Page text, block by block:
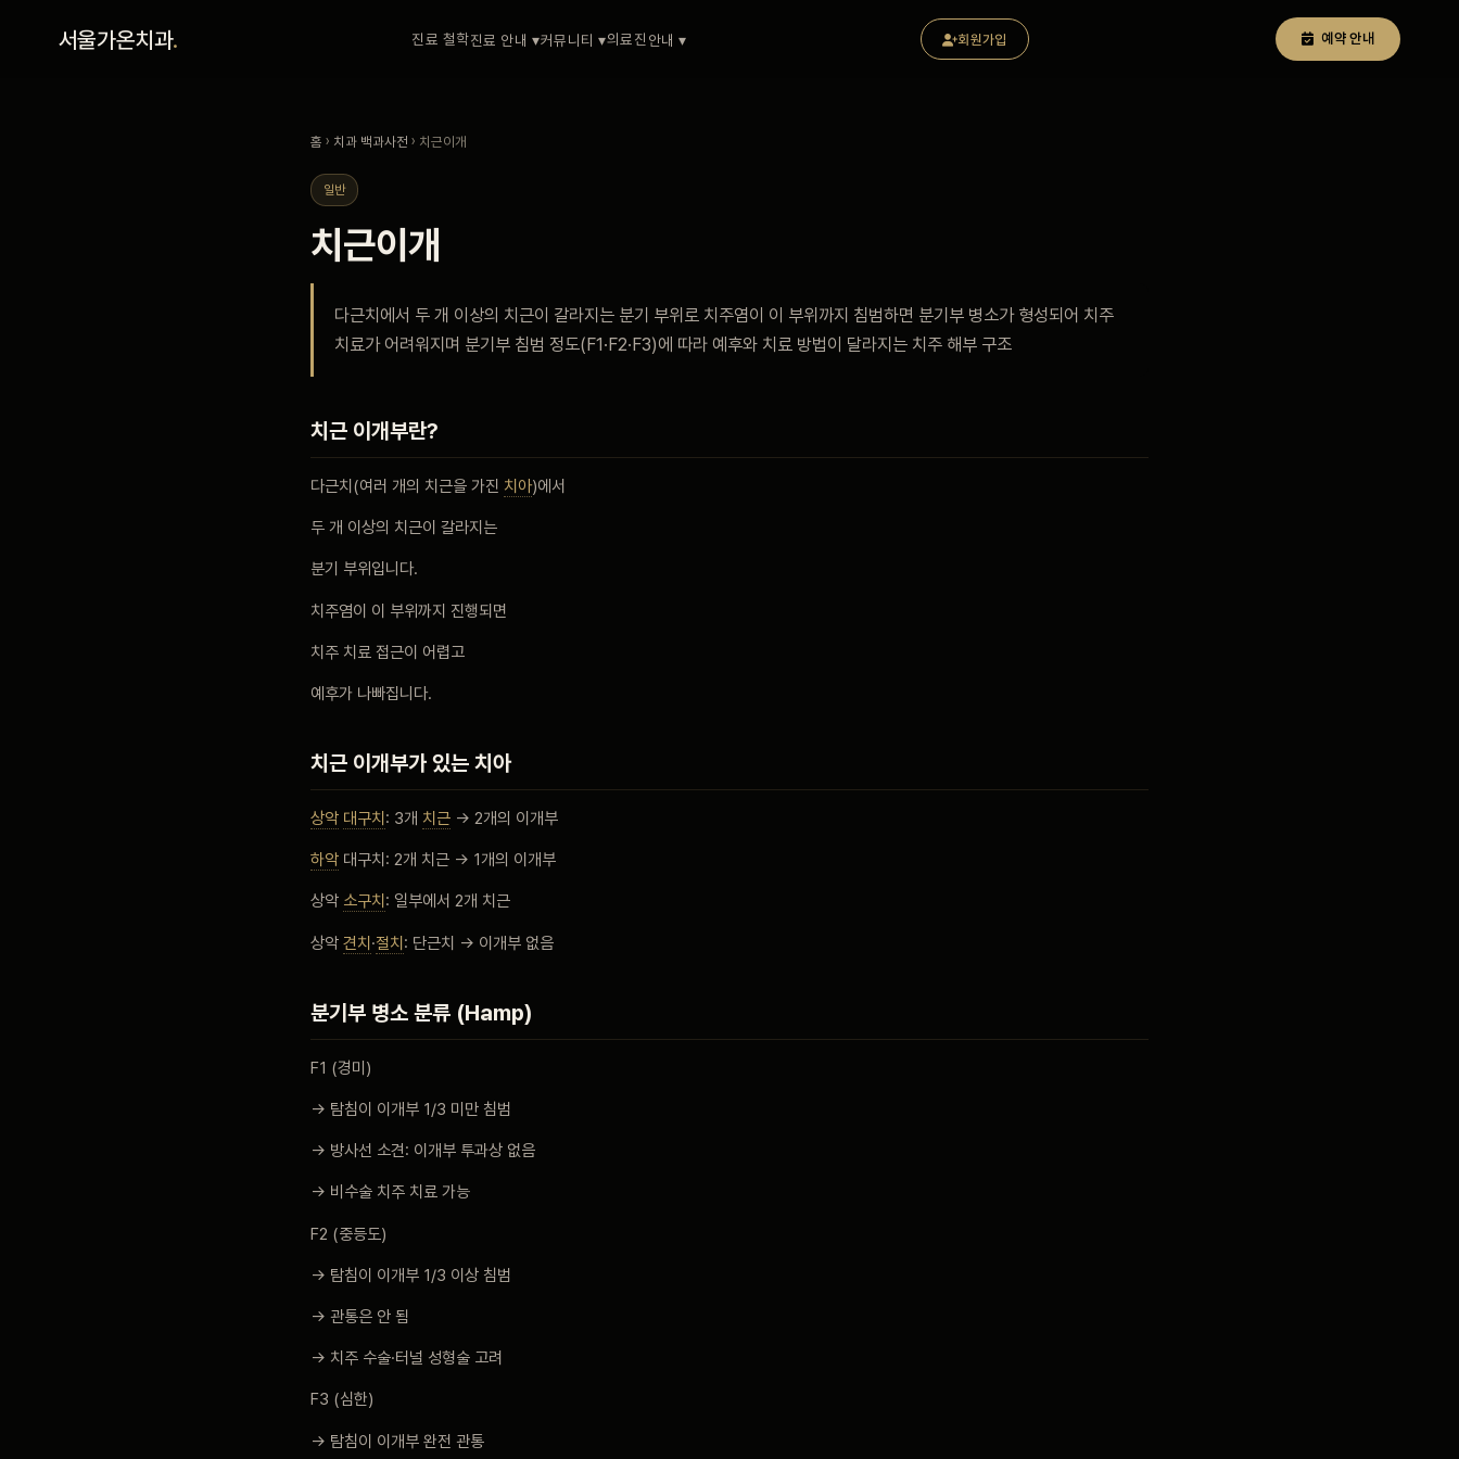
서울가온치과. 진료 철학진료 안내 ▾커뮤니티 ▾의료진 안내 ▾ 회원가입 예약 안내
치과 백과사전
자주 묻는 질문
회원가입 / 로그인
홈 › 치과 백과사전 › 치근이개
일반
치근이개
다근치에서 두 개 이상의 치근이 갈라지는 분기 부위로 치주염이 이 부위까지 침범하면 분기부 병소가 형성되어 치주
치료가 어려워지며 분기부 침범 정도(F1·F2·F3)에 따라 예후와 치료 방법이 달라지는 치주 해부 구조
치근 이개부란?
다근치(여러 개의 치근을 가진 치아)에서
두 개 이상의 치근이 갈라지는
분기 부위입니다.
치주염이 이 부위까지 진행되면
치주 치료 접근이 어렵고
예후가 나빠집니다.
치근 이개부가 있는 치아
상악 대구치 : 3개 치근 → 2개의 이개부
하악 대구치: 2개 치근 → 1개의 이개부
상악 소구치 : 일부에서 2개 치근
상악 견치 ·절치 : 단근치 → 이개부 없음
분기부 병소 분류 (Hamp)
F1 (경미)
→ 탐침이 이개부 1/3 미만 침범
→ 방사선 소견: 이개부 투과상 없음
→ 비수술 치주 치료 가능
F2 (중등도)
→ 탐침이 이개부 1/3 이상 침범
→ 관통은 안 됨
→ 치주 수술·터널 성형술 고려
F3 (심한)
→ 탐침이 이개부 완전 관통